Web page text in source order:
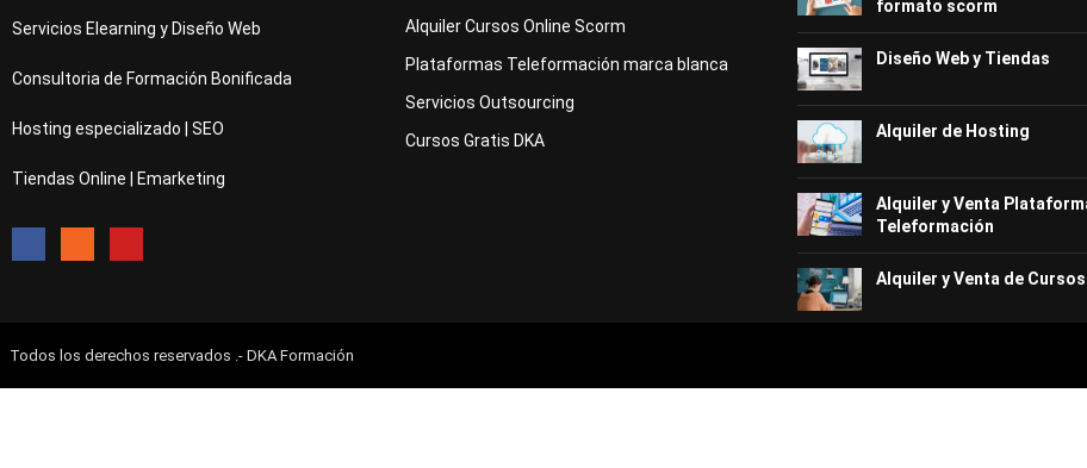
Servicios Elearning y Diseño Web
Consultoria de Formación Bonificada
Hosting especializado | SEO
Tiendas Online | Emarketing
Alquiler Cursos Online Scorm
Plataformas Teleformación marca blanca
Servicios Outsourcing
Cursos Gratis DKA
formato scorm
Diseño Web y Tiendas
Alquiler de Hosting
Alquiler y Venta
Teleformación
Alquiler y Venta de
Todos los derechos reservados .- DKA Formación